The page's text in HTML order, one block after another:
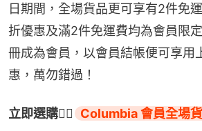
日期間，全場貨品更可享有2件免
折優惠及滿2件免運費均為會員限
冊成為會員，以會員結帳便可享用
惠，萬勿錯過！
立即選購👉🏻 Columbia 會員全場